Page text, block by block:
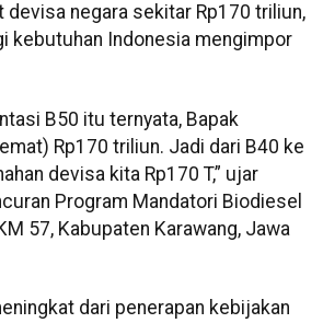
devisa negara sekitar Rp170 triliun,
kebutuhan Indonesia mengimpor
B50 itu ternyata, Bapak
Rp170 triliun. Jadi dari B40 ke
devisa kita Rp170 T,” ujar
Program Mandatori Biodiesel
57, Kabupaten Karawang, Jawa
dari penerapan kebijakan